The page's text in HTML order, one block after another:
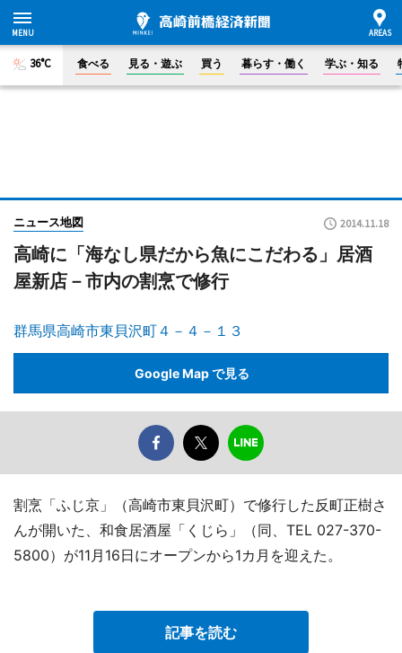
36°C 食べる 見る・遊ぶ 買う 暮らす・働く 学ぶ・知る
ニュース地図 2014.11.18
高崎に「海なし県だから魚にこだわる」居酒
屋新店－市内の割烹で修行
群馬県高崎市東貝沢町４－４－１３
Google Map で見る
割烹「ふじ京」（高崎市東貝沢町）で修行した反町正樹さ
んが開いた、和食居酒屋「くじら」（同、TEL 027-370-
5800）が11月16日にオープンから1カ月を迎えた。
記事を読む